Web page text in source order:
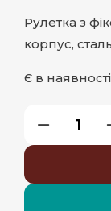
Рулетка з
корпус,
Є в наявності